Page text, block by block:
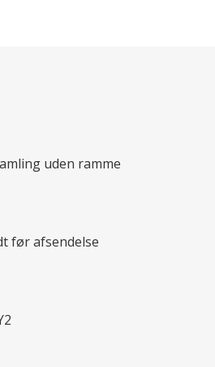
uden ramme
før afsendelse